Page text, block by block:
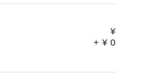
¥
+ ¥ 0